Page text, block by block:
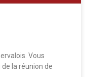
Vous
la réunion de